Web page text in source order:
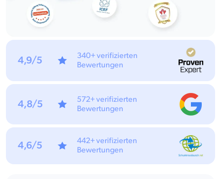
4,9/5
340+ verifizierten
Bewertungen
4,8/5
572+ verifizierten
Bewertungen
4,6/5
442+ verifizierten
Bewertungen